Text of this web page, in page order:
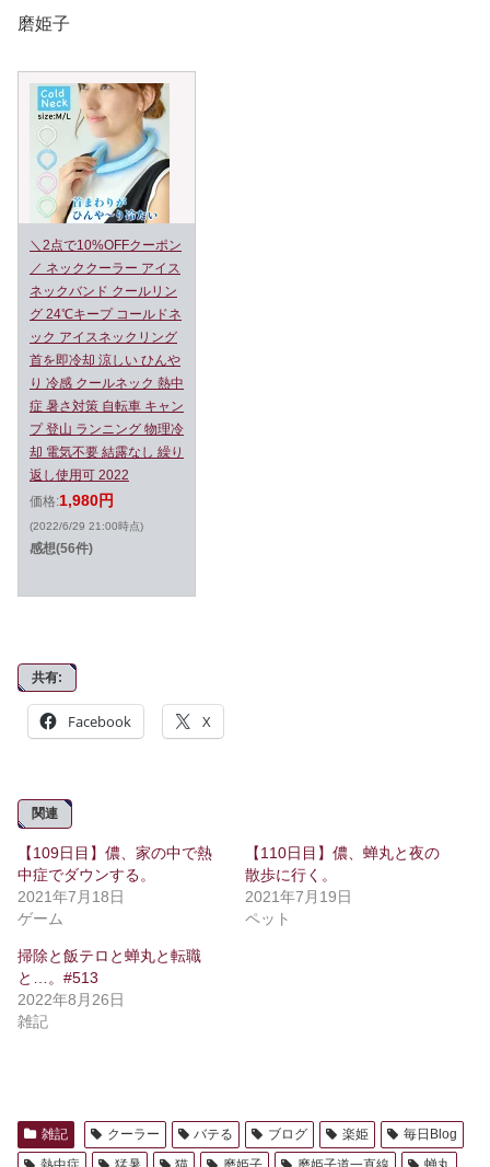
磨姫子
＼2点で10%OFFクーポン
／ ネッククーラー アイス
ネックバンド クールリン
グ 24℃キープ コールドネ
ック アイスネックリング
首を即冷却 涼しい ひんや
り 冷感 クールネック 熱中
症 暑さ対策 自転車 キャン
プ 登山 ランニング 物理冷
却 電気不要 結露なし 繰り
返し使用可 2022
価格:1,980円
(2022/6/29 21:00時点)
感想(56件)
共有:
Facebook X
関連
【109日目】儂、家の中で熱
中症でダウンする。
2021年7月18日
ゲーム
【110日目】儂、蝉丸と夜の
散歩に行く。
2021年7月19日
ペット
掃除と飯テロと蝉丸と転職
と…。#513
2022年8月26日
雑記
雑記 クーラー バテる ブログ 楽姫
毎日Blog